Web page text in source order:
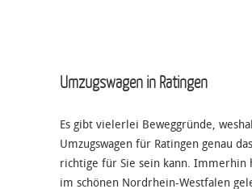
Umzugswagen in Ratingen
Es gibt vielerlei Beweggründe,
Umzugswagen für Ratingen genau das
richtige für Sie sein kann. Immerhin
im schönen Nordrhein-Westfalen